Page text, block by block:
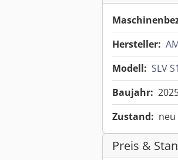
Hersteller:
Modell: SLV
Baujahr:
Zustand: neu
Preis &